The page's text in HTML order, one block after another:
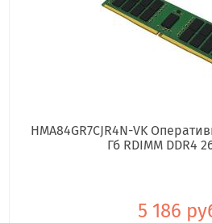
HMA84GR7CJR4N-VK
Гб RDIMM DDR4
5 186